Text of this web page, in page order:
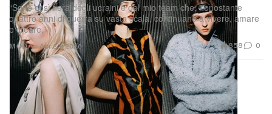
MODA
“Sono così fiera degli ucraini e del mio team che, nonostante
quattro anni di guerra su vasta scala, continuano a vivere, amare
e creare.”
Apr 23, 2026 858 0